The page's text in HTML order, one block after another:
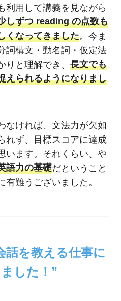
利用して講義を見ながら
しずつ reading の点数も
くなってきました。今ま
詞構文・動名詞・仮定法
りと理解でき、 長文でも
えられるようになりまし
なければ、文法力が欠如
れず、目標スコアに達成
います。それくらい、や
語力の基礎だということ
有難うございました。
話を教える仕事に
した！”